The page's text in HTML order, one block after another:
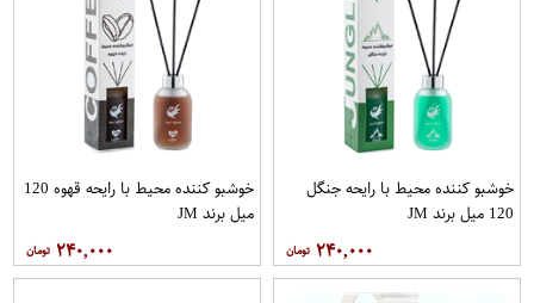
خوشبو کننده محیط با رایحه جنگل
120 میل برند JM
۲۴۰,۰۰۰
خوشبو کننده محیط با رایحه قهوه 120
میل برند JM
۲۴۰,۰۰۰